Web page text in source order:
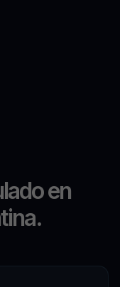
en